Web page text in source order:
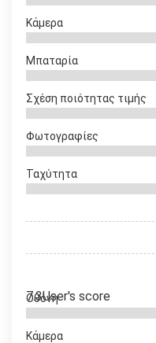
Κάμερα
Μπαταρία
Σχέση ποιότητας τιμής
Φωτογραφίες
Ταχύτητα
7.3User's score
Οθόνη
Κάμερα